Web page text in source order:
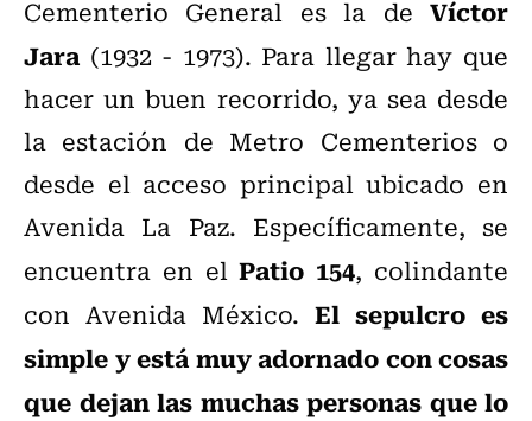
Cementerio General es la de Víctor
Jara (1932 - 1973). Para llegar hay que
hacer un buen recorrido, ya sea desde
la estación de Metro Cementerios o
desde el acceso principal ubicado en
Avenida La Paz. Específicamente, se
encuentra en elPatio 154, colindante
con Avenida México. El sepulcro es
simple y está muy adornado con cosas
que dejan las muchas personas que lo